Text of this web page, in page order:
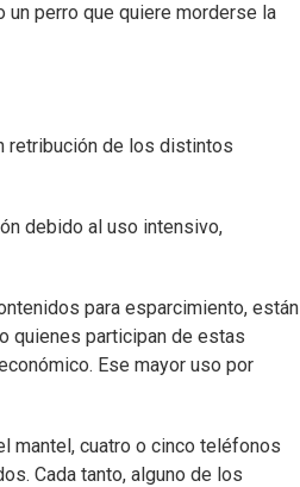
un perro que quiere morderse la
retribución de los distintos
debido al uso intensivo,
para esparcimiento, están
quienes participan de estas
Ese mayor uso por
mantel, cuatro o cinco teléfonos
Cada tanto, alguno de los